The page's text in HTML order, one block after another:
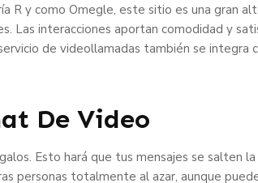
R y como Omegle, este sitio es una gran
Las interacciones aportan comodidad y
de videollamadas también se integra
De Video
Esto hará que tus mensajes se salten
personas totalmente al azar, aunque